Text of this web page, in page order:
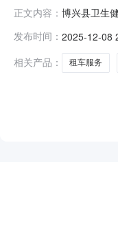
正文内容： 博兴县卫生
山东省滨州
发布时间： 2025-12-08
相关产品：
租车服务